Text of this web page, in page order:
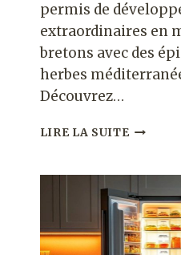
permis de
extraordinaires en
bretons avec des
herbes
Découvrez…
LIRE LA SUITE
NOIX
DE
ST